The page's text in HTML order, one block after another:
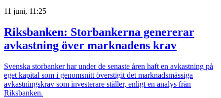
11 juni, 11:25
Riksbanken: Storbankerna genererar
avkastning över marknadens krav
Svenska storbanker har under de senaste åren haft en avkastning på
eget kapital som i genomsnitt överstigit det marknadsmässiga
avkastningskrav som investerare ställer, enligt en analys från
Riksbanken.